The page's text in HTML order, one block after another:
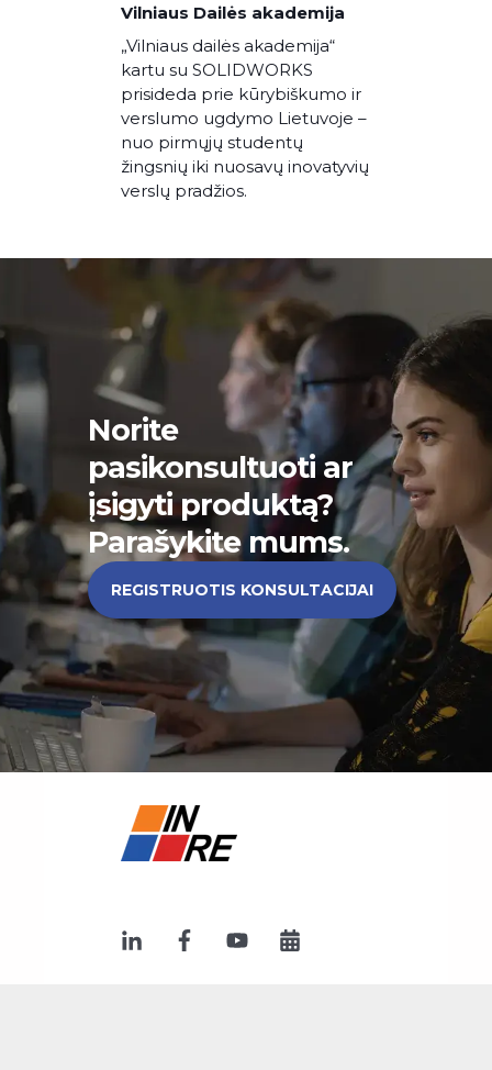
Vilniaus Dailės akademija
„Vilniaus dailės akademija“
kartu su SOLIDWORKS
prisideda prie kūrybiškumo ir
verslumo ugdymo Lietuvoje –
nuo pirmųjų studentų
žingsnių iki nuosavų inovatyvių
verslų pradžios.
Norite
pasikonsultuoti ar
įsigyti produktą?
Parašykite mums.
REGISTRUOTIS KONSULTACIJAI